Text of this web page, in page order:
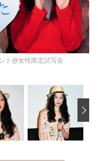
ト@女性限定試写会